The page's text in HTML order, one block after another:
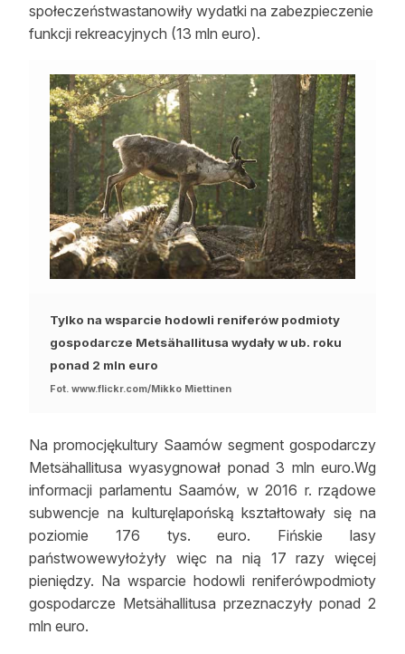
społeczeństwastanowiły wydatki na zabezpieczenie
funkcji rekreacyjnych (13 mln euro).
Tylko na wsparcie hodowli reniferów podmioty
gospodarcze Metsähallitusa wydały w ub. roku
ponad 2 mln euro
Fot. www.flickr.com/Mikko Miettinen
Na promocjękultury Saamów segment gospodarczy
Metsähallitusa wyasygnował ponad 3 mln euro.Wg
informacji parlamentu Saamów, w 2016 r. rządowe
subwencje na kulturęlapońską kształtowały się na
poziomie 176 tys. euro. Fińskie lasy
państwowewyłożyły więc na nią 17 razy więcej
pieniędzy. Na wsparcie hodowli reniferówpodmioty
gospodarcze Metsähallitusa przeznaczyły ponad 2
mln euro.